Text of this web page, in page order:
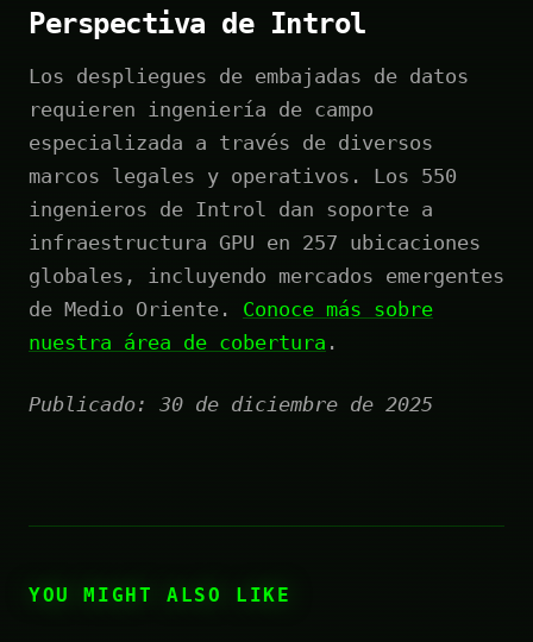
Perspectiva de Introl
Los despliegues de embajadas de datos
requieren ingeniería de campo
especializada a través de diversos
marcos legales y operativos. Los 550
ingenieros de Introl dan soporte a
infraestructura GPU en 257 ubicaciones
globales, incluyendo mercados emergentes
de Medio Oriente. Conoce más sobre
nuestra área de cobertura .
Publicado: 30 de diciembre de 2025
YOU MIGHT ALSO LIKE